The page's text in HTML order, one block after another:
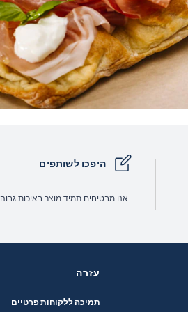
היפכו לשותפים
אנו מבטיחים תמיד מוצר באיכות
עזרה
תמיכה ללקוחות פרטיים